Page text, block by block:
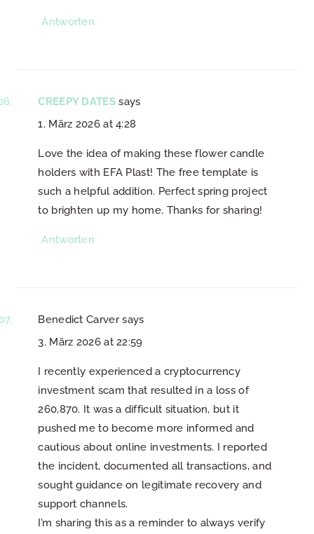
Antworten
CREEPY DATES says
1. März 2026 at 4:28
Love the idea of making these flower candle
holders with EFA Plast! The free template is
such a helpful addition. Perfect spring project
to brighten up my home. Thanks for sharing!
Antworten
Benedict Carver says
3. März 2026 at 22:59
I recently experienced a cryptocurrency
investment scam that resulted in a loss of
260,870. It was a difficult situation, but it
pushed me to become more informed and
cautious about online investments. I reported
the incident, documented all transactions, and
sought guidance on legitimate recovery and
support channels.
I’m sharing this as a reminder to always verify